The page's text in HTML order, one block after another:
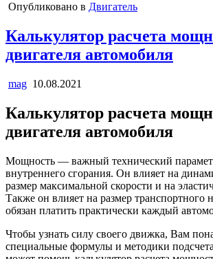
Опубликовано в Двигатель
Калькулятор расчета
двигателя автомобиля
mag 10.08.2021
Калькулятор расчета
двигателя автомобиля
Мощность — важный технический
внутреннего сгорания. Он влияет на
размер максимальной скорости и на
Также он влияет на размер транспортного
обязан платить практически каждый
Чтобы узнать силу своего движка, Вам
специальные формулы и методики